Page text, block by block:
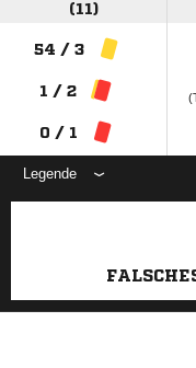
(11)
54 / 3
1 / 2
0 / 1
Legende